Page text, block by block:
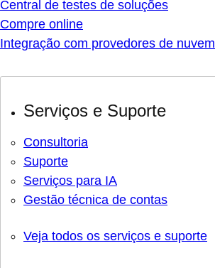
Central de testes de soluções
Compre online
Integração com provedores de nuvem
Serviços e Suporte
Consultoria
Suporte
Serviços para IA
Gestão técnica de contas
Veja todos os serviços e suporte